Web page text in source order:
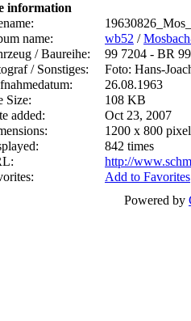
information
name:
wb52 /
/ Baureihe:
99 7204 - BR
/ Sonstiges:
Foto: Hans-
26.08.1963
Size:
108 KB
added:
Oct 23, 2007
1200 x 800
842 times
http://
Add to Favorites
Powered by